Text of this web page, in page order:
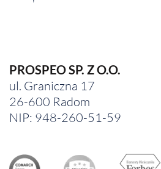
PROSPEO SP. Z O.O.
ul. Graniczna 17
26-600 Radom
NIP: 948-260-51-59